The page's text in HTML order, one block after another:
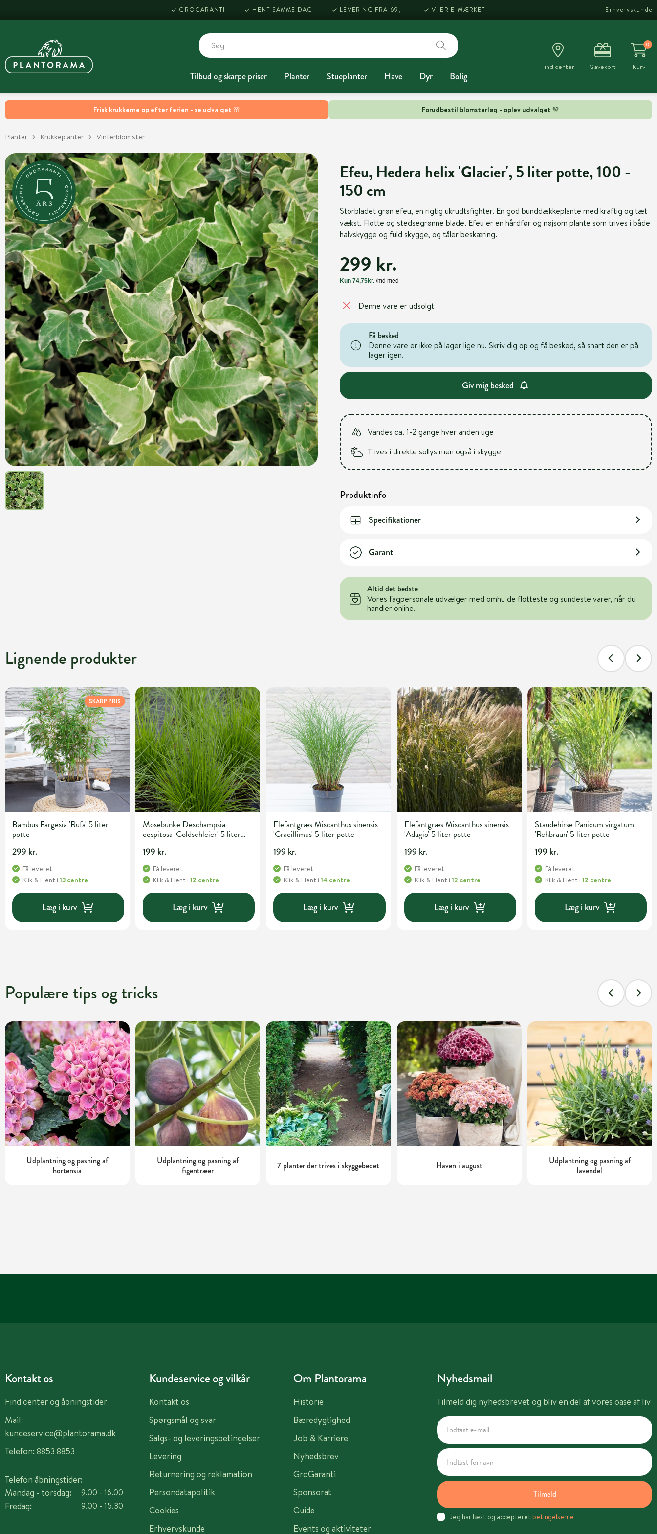
Frisk krukkerne op efter ferien - se udvalget 🌸 Forudbestil blomsterløg - oplev udvalget 💚
GROGARANTI HENT SAMME DAG LEVERING FRA 69,- VI ER E-MÆRKET Erhvervskunde
Tilbud og skarpe priser Planter Stueplanter Have Dyr Bolig
Find center Gavekort
0
Kurv
Planter Krukkeplanter Vinterblomster
Efeu, Hedera helix 'Glacier', 5 liter potte, 100 -
150 cm
Storbladet grøn efeu, en rigtig ukrudtsfighter. En god bunddækkeplante med kraftig og tæt
vækst. Flotte og stedsegrønne blade. Efeu er en hårdfør og nøjsom plante som trives i både
halvskygge og fuld skygge, og tåler beskæring.
299 kr.
Denne vare er udsolgt
Få besked
Denne vare er ikke på lager lige nu. Skriv dig op og få besked, så snart den er på
lager igen.
Giv mig besked
Vandes ca. 1-2 gange hver anden uge
Trives i direkte sollys men også i skygge
Produktinfo
Specifikationer
Garanti
Altid det bedste
Vores fagpersonale udvælger med omhu de flotteste og sundeste varer, når du
handler online.
Lignende produkter
SKARP PRIS
Bambus Fargesia 'Rufa' 5 liter
potte
299 kr.
Få leveret
Klik & Hent i 13 centre
Læg i kurv
Mosebunke Deschampsia
cespitosa 'Goldschleier' 5 liter
199 kr.
Få leveret
Klik & Hent i12 centre
Læg i kurv
Elefantgræs Miscanthus sinensis
'Gracillimus' 5 liter potte
199 kr.
Få leveret
Klik & Hent i14 centre
Læg i kurv
Elefantgræs Miscanthus sinensis
'Adagio' 5 liter potte
199 kr.
Få leveret
Klik & Hent i 12 centre
Læg i kurv
Staudehirse Panicum virgatum
'Rehbraun' 5 liter potte
199 kr.
Få leveret
Klik & Hent i 12 centre
Læg i kurv
Populære tips og tricks
Udplantning og pasning af
hortensia
Udplantning og pasning af
figentræer
7 planter der trives i skyggebedet Haven i august
Udplantning og pasning af
lavendel
Kontakt os
Find center og åbningstider
Mail:
kundeservice@plantorama.dk
Telefon: 8853 8853
Telefon åbningstider:
Mandag - torsdag:
Fredag:
9.00 - 16.00
9.00 - 15.30
Kundeservice og vilkår
Kontakt os
Spørgsmål og svar
Salgs- og leveringsbetingelser
Levering
Returnering og reklamation
Persondatapolitik
Cookies
Erhvervskunde
Om Plantorama
Historie
Bæredygtighed
Job & Karriere
Nyhedsbrev
GroGaranti
Sponsorat
Guide
Events og aktiviteter
Nyhedsmail
Tilmeld dig nyhedsbrevet og bliv en del af vores oase af liv
Tilmeld
Jeg har læst og accepteret betingelserne